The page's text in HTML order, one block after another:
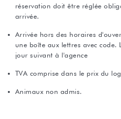
réservation doit être réglée
arrivée.
Arrivée hors des horaires
une boîte aux lettres avec
jour suivant à l'agence
TVA comprise dans le prix du
Animaux non admis.